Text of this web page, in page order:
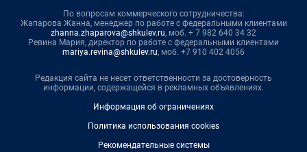
По вопросам коммерческого сотрудничества:
Жапарова Жанна, менеджер по работе с федеральными клиентами
zhanna.zhaparova@shkulev.ru, моб. + 7 982 640 34 32
Ревина Мария, директор по работе с федеральными клиентами
mariya.revina@shkulev.ru, моб. +7 910 402 4056
Редакция сайта не несет ответственности за достоверность
информации, содержащейся в рекламных объявлениях.
Информация об ограничениях
Политика использования cookies
Рекомендательные системы